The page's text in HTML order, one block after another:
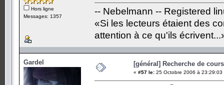
Hors ligne
Messages: 1357
-- Nebelmann -- Registered
«Si les lecteurs étaient des
attention à ce qu'ils
Gardel [général] Recherche de
« #57 le: 25 Octobre 2006 à 23:29:03